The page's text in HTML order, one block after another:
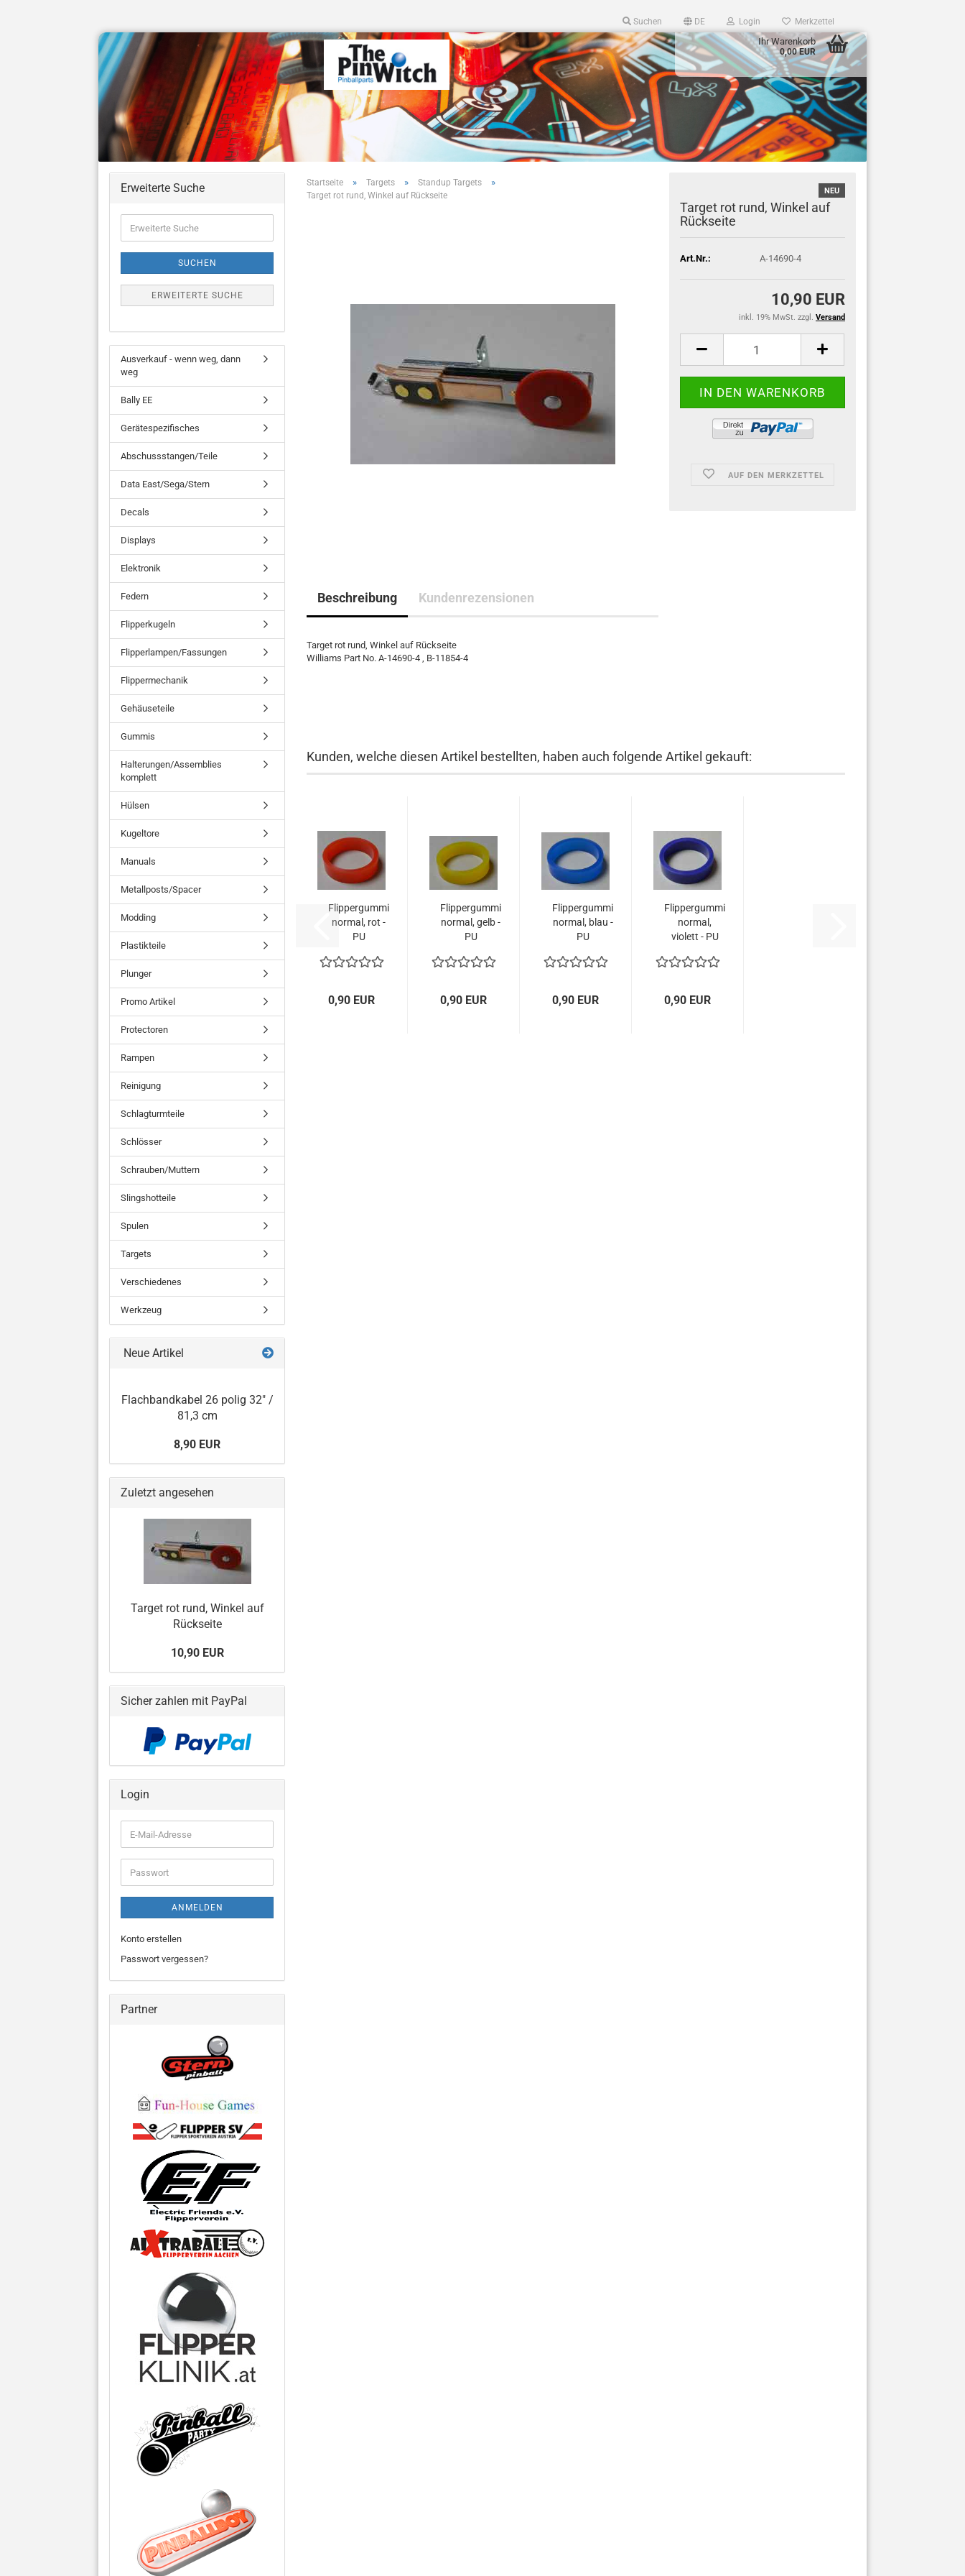
Suchen DE Login Merkzettel
Ihr Warenkorb
0,00 EUR
Startseite » Targets » Standup Targets »
Target rot rund, Winkel auf Rückseite NEU
Target rot rund, Winkel auf
Rückseite
Art.Nr.: A-14690-4
10,90 EUR
inkl. 19% MwSt. zzgl. Versand
AUF DEN MERKZETTEL
Beschreibung Kundenrezensionen
Target rot rund, Winkel auf Rückseite
Williams Part No. A-14690-4 , B-11854-4
Kunden, welche diesen Artikel bestellten, haben auch folgende Artikel gekauft:
Flippergummi
normal, rot -
PU
0,90 EUR
Flippergummi
normal, gelb -
PU
0,90 EUR
Flippergummi
normal, blau -
PU
0,90 EUR
Flippergummi
normal,
violett - PU
0,90 EUR
Erweiterte Suche
Suche
SUCHEN
ERWEITERTE SUCHE
Ausverkauf - wenn weg, dann
weg
Bally EE
Gerätespezifisches
Abschussstangen/Teile
Data East/Sega/Stern
Decals
Displays
Elektronik
Federn
Flipperkugeln
Flipperlampen/Fassungen
Flippermechanik
Gehäuseteile
Gummis
Halterungen/Assemblies
komplett
Hülsen
Kugeltore
Manuals
Metallposts/Spacer
Modding
Plastikteile
Plunger
Promo Artikel
Protectoren
Rampen
Reinigung
Schlagturmteile
Schlösser
Schrauben/Muttern
Slingshotteile
Spulen
Targets
Verschiedenes
Werkzeug
Neue Artikel
Flachbandkabel 26 polig 32" /
81,3 cm
8,90 EUR
Zuletzt angesehen
Target rot rund, Winkel auf
Rückseite
10,90 EUR
Sicher zahlen mit PayPal
Login
E-
Mail-
Adresse
Passwort
ANMELDEN
Konto erstellen
Passwort vergessen?
Partner